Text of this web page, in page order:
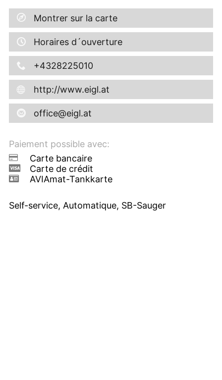
Montrer sur la carte
Horaires d´ouverture
+4328225010
http://www.eigl.at
office@eigl.at
Paiement possible avec:
Carte bancaire
Carte de crédit
AVIAmat-Tankkarte
Self-service, Automatique, SB-Sauger